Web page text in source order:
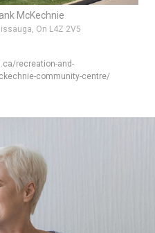
McKechnie
On L4Z 2V5
recreation-and-
community-centre/